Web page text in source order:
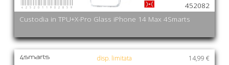
Custodia in TPU+X-Pro Glass iPhone 14 Max 4Smarts
452082
14,99 €
disp. limitata